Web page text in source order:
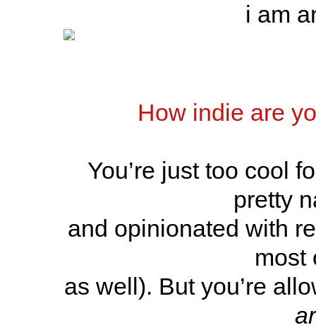
i am
How indie are
You’re just too cool
pretty
and opinionated with
most
as well). But you’re